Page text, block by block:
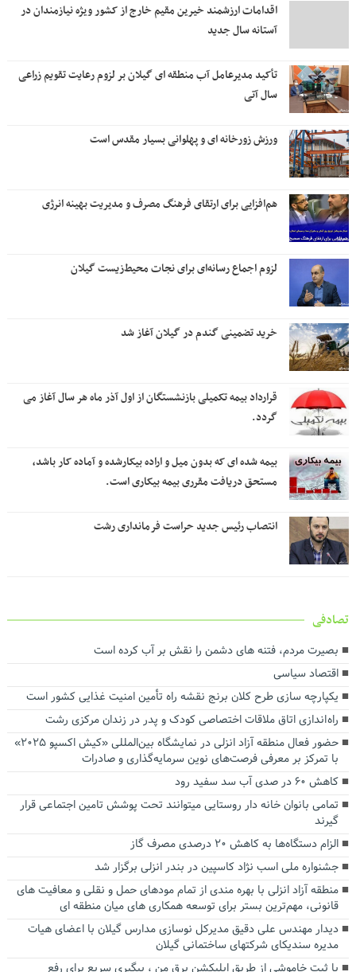
اقدامات ارزشمند خیرین مقیم خارج از کشور ویژه نیازمندان در
آستانه سال جدید
تأکید مدیرعامل آب منطقه ای گیلان بر لزوم رعایت تقویم زراعی‌
سال آتی
ورزش زورخانه ای و پهلوانی بسیار مقدس است
هم‌افزایی برای ارتقای فرهنگ مصرف و مدیریت بهینه انرژی
لزوم اجماع رسانه‌ای برای نجات محیط‌زیست گیلان
خرید تضمینی گندم در گیلان آغاز شد
قرارداد بیمه تکمیلی بازنشستگان از اول آذر ماه هر سال آغاز می
گردد.
بیمه شده ای که بدون میل و اراده بیکارشده و آماده کار باشد،
مستحق دریافت مقرری بیمه بیکاری است.
انتصاب رئیس جدید حراست فرمانداری رشت
تصادفی
بصیرت مردم، فتنه های دشمن را نقش بر آب کرده است
اقتصاد سیاسی
یکپارچه سازی طرح کلان برنج نقشه راه تأمین امنیت غذایی کشور است
راه اندازی اتاق ملاقات اختصاصی کودک و پدر در زندان مرکزی رشت
حضور فعال منطقه آزاد انزلی در نمایشگاه بین‌المللی «کیش اکسپو ۲۰۲۵»
با تمرکز بر معرفی فرصت‌های نوین سرمایه‌گذاری و صادرات
کاهش ۶۰ در صدی آب سد سفید رود
تمامی بانوان خانه دار روستایی میتوانند تحت پوشش تامین اجتماعی قرار
گیرند
الزام دستگاه‌ها به کاهش ۲۰ درصدی مصرف گاز
جشنواره ملی اسب نژاد کاسپین در بندر انزلی برگزار شد
منطقه آزاد انزلی با بهره مندی از تمام مودهای حمل و نقلی و معافیت های
قانونی، مهم‌ترین بستر برای توسعه همکاری های میان منطقه ای
دیدار مهندس علی دقیق مدیرکل نوسازی مدارس گیلان با اعضای هیات
مدیره سندیکای شرکتهای ساختمانی گیلان
با ثبت خاموشی از طریق اپلیکشن برق من ، پیگیری سریع برای رفع